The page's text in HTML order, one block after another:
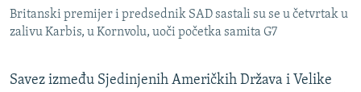
GENOCID U SREBRENICI
TV LIBERTY
PRATITE NAS
Sve RFE/RL stranice
Britanski premijer i predsednik SAD sastali su se u četvrtak u
zalivu Karbis, u Kornvolu, uoči početka samita G7
Savez između Sjedinjenih Američkih Država i Velike